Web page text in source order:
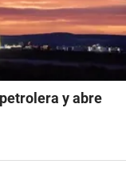
y abre